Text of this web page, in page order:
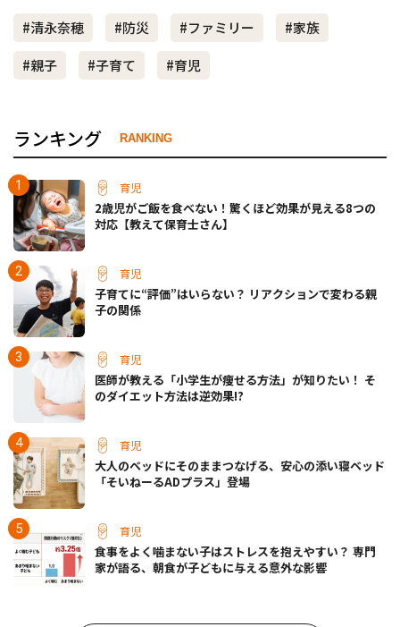
#清永奈穂 #防災 #ファミリー
#家族
#親子
#子育て #育児
ランキング RANKING
育児
2歳児がご飯を食べない！驚くほど効果が見える8つの
対応【教えて保育士さん】
育児
子育てに“評価”はいらない？ リアクションで変わる親
子の関係
育児
医師が教える「小学生が痩せる方法」が知りたい！ そ
のダイエット方法は逆効果!?
育児
大人のベッドにそのままつなげる、安心の添い寝ベッド
「そいねーるADプラス」登場
育児
食事をよく噛まない子はストレスを抱えやすい？ 専門
家が語る、朝食が子どもに与える意外な影響